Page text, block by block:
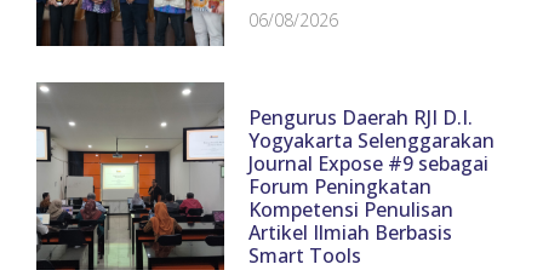
06/08/2026
Pengurus Daerah RJI D.I.
Yogyakarta Selenggarakan
Journal Expose #9 sebagai
Forum Peningkatan
Kompetensi Penulisan
Artikel Ilmiah Berbasis
Smart Tools